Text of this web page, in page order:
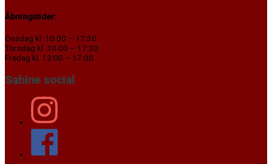
Åbningstider:
Onsdag kl. 10:00 – 17:30
Torsdag kl. 10:00 – 17:30
Fredag kl. 12:00 – 17:00
Sabine social